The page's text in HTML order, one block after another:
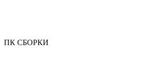
ПК СБОРКИ